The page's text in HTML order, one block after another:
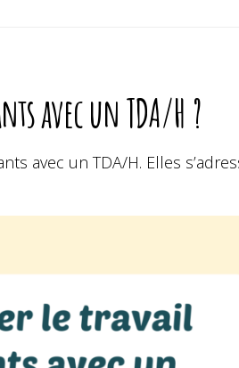
avec un TDA/H ?
avec un TDA/H. Elles